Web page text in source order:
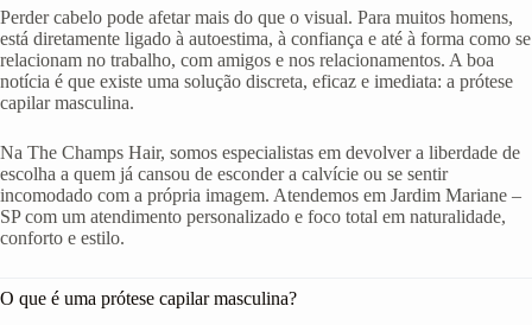
Perder cabelo pode afetar mais do que o visual. Para muitos homens,
está diretamente ligado à autoestima, à confiança e até à forma como se
relacionam no trabalho, com amigos e nos relacionamentos. A boa
notícia é que existe uma solução discreta, eficaz e imediata: a prótese
capilar masculina.
Na The Champs Hair, somos especialistas em devolver a liberdade de
escolha a quem já cansou de esconder a calvície ou se sentir
incomodado com a própria imagem. Atendemos em Jardim Mariane –
SP com um atendimento personalizado e foco total em naturalidade,
conforto e estilo.
O que é uma prótese capilar masculina?